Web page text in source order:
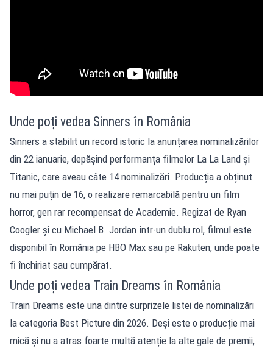
Unde poți vedea Sinners în România
Sinners a stabilit un record istoric la anunțarea nominalizărilor
din 22 ianuarie, depășind performanța filmelor La La Land și
Titanic, care aveau câte 14 nominalizări. Producția a obținut
nu mai puțin de 16, o realizare remarcabilă pentru un film
horror, gen rar recompensat de Academie. Regizat de Ryan
Coogler și cu Michael B. Jordan într-un dublu rol, filmul este
disponibil în România pe HBO Max sau pe Rakuten, unde poate
fi închiriat sau cumpărat.
Unde poți vedea Train Dreams în România
Train Dreams este una dintre surprizele listei de nominalizări
la categoria Best Picture din 2026. Deși este o producție mai
mică și nu a atras foarte multă atenție la alte gale de premii,